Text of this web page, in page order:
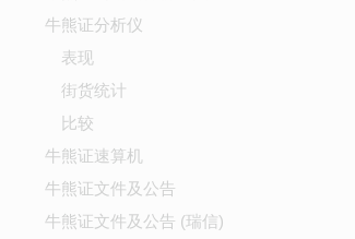
牛熊证分析仪
表现
街货统计
比较
牛熊证速算机
牛熊证文件及公告
牛熊证文件及公告 (瑞信)